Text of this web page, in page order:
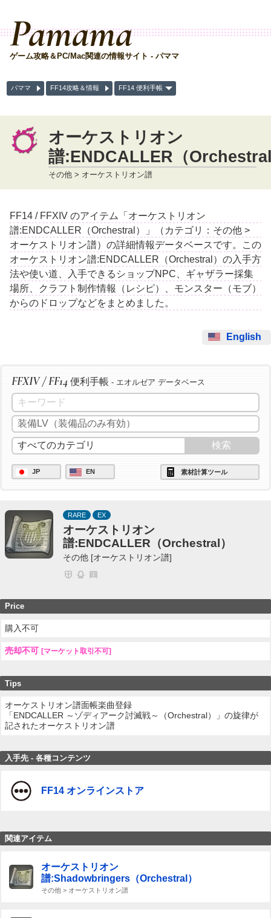
Pamama
ゲーム攻略＆PC/Mac関連の情報サイト - パママ
パママ FF14攻略＆情報 FF14 便利手帳
オーケストリオン
譜:ENDCALLER（
その他 > オーケストリオン譜
FF14 / FFXIV のアイテム「オーケストリオン
譜:ENDCALLER（Orchestral）」（カテゴリ：その他 >
オーケストリオン譜）の詳細情報データベースです。この
オーケストリオン譜:ENDCALLER（Orchestral）の入手方
法や使い道、入手できるショップNPC、ギャザラー採集
場所、クラフト制作情報（レシピ）、モンスター（モブ）
からのドロップなどをまとめました。
English
FFXIV / FF14 便利手帳 - エオルゼア データベース
JP EN 素材計算ツール
RARE EX
オーケストリオン
譜:ENDCALLER（Orchestral）
その他 [オーケストリオン譜]
Price
購入不可
売却不可 [マーケット取引不可]
Tips
オーケストリオン譜面帳楽曲登録
「ENDCALLER ～ゾディアーク討滅戦～（Orchestral）」の旋律が
記されたオーケストリオン譜
入手先 - 各種コンテンツ
FF14 オンラインストア
関連アイテム
オーケストリオン
譜:Shadowbringers（Orchestral）
その他 > オーケストリオン譜